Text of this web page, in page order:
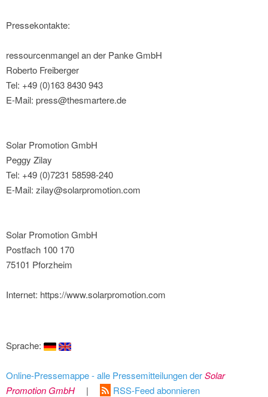
Pressekontakte:
ressourcenmangel an der Panke GmbH
Roberto Freiberger
Tel: +49 (0)163 8430 943
E-Mail: press@thesmartere.de
Solar Promotion GmbH
Peggy Zilay
Tel: +49 (0)7231 58598-240
E-Mail: zilay@solarpromotion.com
Solar Promotion GmbH
Postfach 100 170
75101 Pforzheim
Internet: https://www.solarpromotion.com
Sprache:
Online-Pressemappe - alle Pressemitteilungen derSolar
Promotion GmbH
| RSS-Feed abonnieren